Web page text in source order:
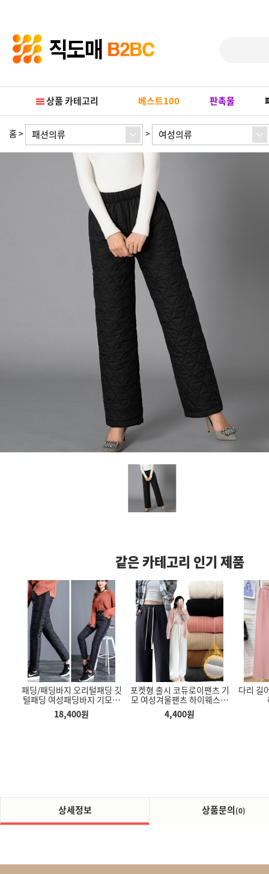
PrevNext
상품 카테고리 베스트100 판촉물
홈 > 패션의류 > 여성의류
같은 카테고리 인기 제품
패딩/패딩바지 오리털패딩 깃
털패딩 여성패딩바지 기모바
지
18,400원
포켓형 출시 코듀로이팬츠 기
모 여성겨울팬츠 하이웨스트
팬츠 데일리바지 트레이닝
4,400원
다리 길
카멜 모니터암 CA1 싱글 모니
터거치대
수평기 삼각 거치대 높이조절
합금 수평삼각대
상세정보 상품문의(0)